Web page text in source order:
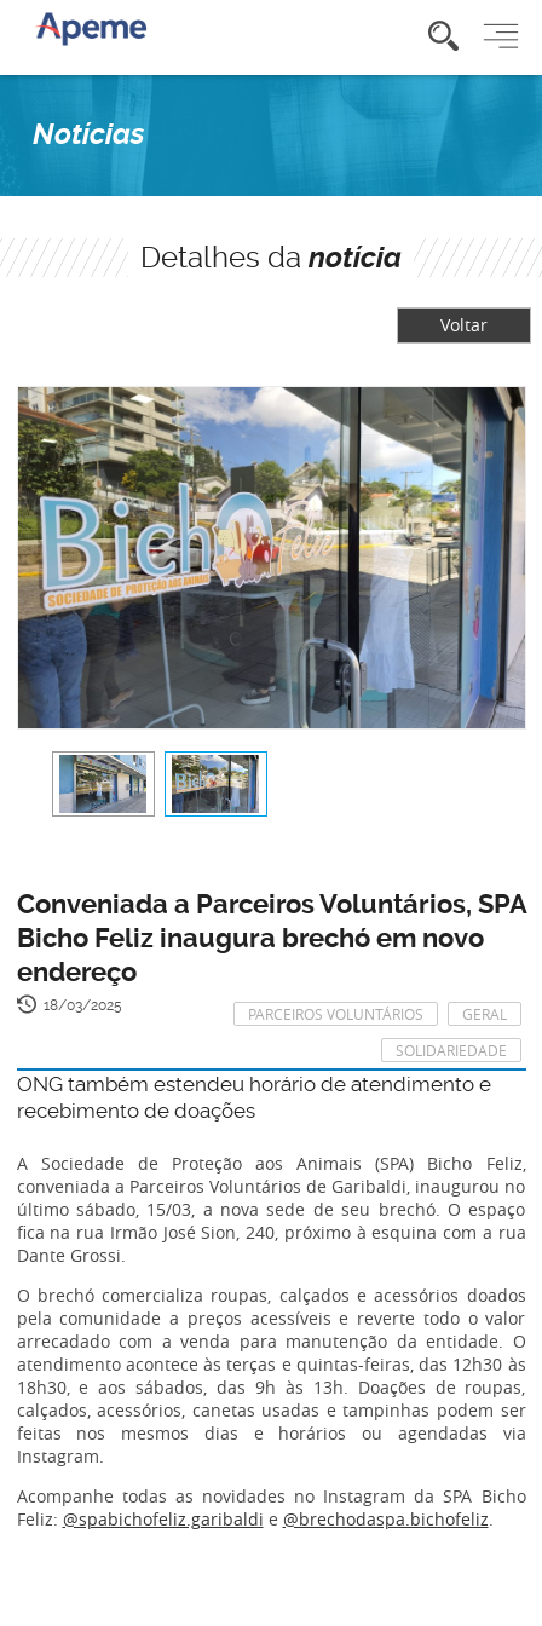
Notícias
Detalhes da notícia
Voltar
Conveniada a Parceiros Voluntários, SPA
Bicho Feliz inaugura brechó em novo
endereço
18/03/2025 GERAL
PARCEIROS VOLUNTÁRIOS
SOLIDARIEDADE
ONG também estendeu horário de atendimento e
recebimento de doações
A Sociedade de Proteção aos Animais (SPA) Bicho Feliz,
conveniada a Parceiros Voluntários de Garibaldi, inaugurou no
último sábado, 15/03, a nova sede de seu brechó. O espaço
fica na rua Irmão José Sion, 240, próximo à esquina com a rua
Dante Grossi.
O brechó comercializa roupas, calçados e acessórios doados
pela comunidade a preços acessíveis e reverte todo o valor
arrecadado com a venda para manutenção da entidade. O
atendimento acontece às terças e quintas-feiras, das 12h30 às
18h30, e aos sábados, das 9h às 13h. Doações de roupas,
calçados, acessórios, canetas usadas e tampinhas podem ser
feitas nos mesmos dias e horários ou agendadas via
Instagram.
Acompanhe todas as novidades no Instagram da SPA Bicho
Feliz: @spabichofeliz.garibaldi e @brechodaspa.bichofeliz.